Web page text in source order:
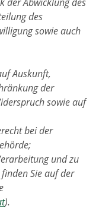
des
sowie auch
Auskunft,
der
sowie auf
bei der
und zu
Sie auf der
).